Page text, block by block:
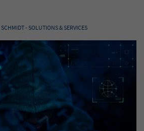
SCHMIDT - SOLUTIONS & SERVICES